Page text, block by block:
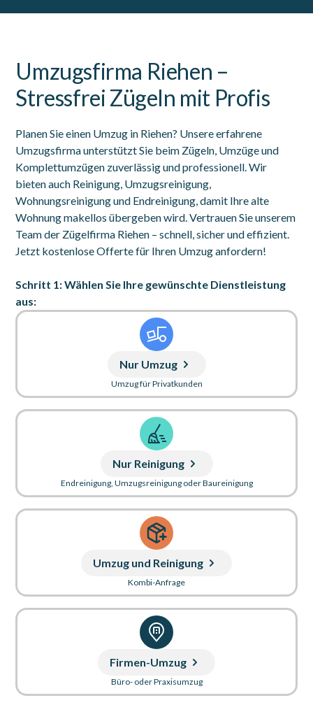
Umzugsfirma Riehen –
Stressfrei Zügeln mit Profis
Planen Sie einen Umzug in Riehen? Unsere erfahrene
Umzugsfirma unterstützt Sie beim Zügeln, Umzüge und
Komplettumzügen zuverlässig und professionell. Wir
bieten auch Reinigung, Umzugsreinigung,
Wohnungsreinigung und Endreinigung, damit Ihre alte
Wohnung makellos übergeben wird. Vertrauen Sie unserem
Team der Zügelfirma Riehen – schnell, sicher und effizient.
Jetzt kostenlose Offerte für Ihren Umzug anfordern!
Schritt 1: Wählen Sie Ihre gewünschte Dienstleistung
aus:
Nur Umzug
Umzug für Privatkunden
Nur Reinigung
Endreinigung, Umzugsreinigung oder Baureinigung
Umzug und Reinigung
Kombi-Anfrage
Firmen-Umzug
Büro- oder Praxisumzug